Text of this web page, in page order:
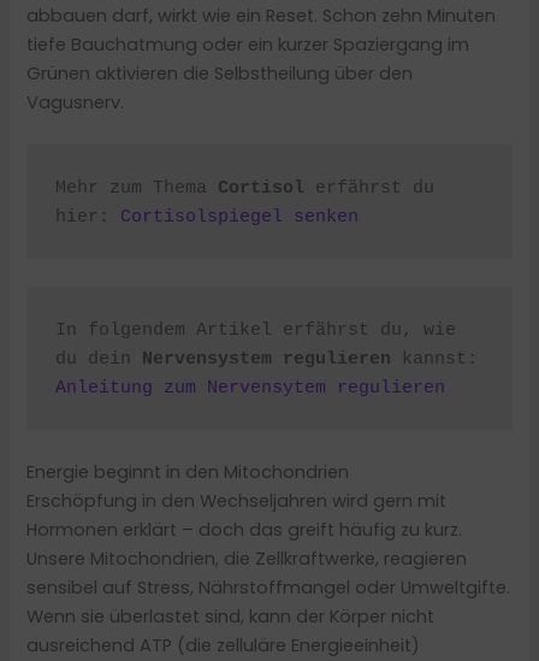
abbauen darf, wirkt wie ein Reset. Schon zehn Minuten
tiefe Bauchatmung oder ein kurzer Spaziergang im
Grünen aktivieren die Selbstheilung über den
Vagusnerv.
Mehr zum Thema Cortisol erfährst du
hier: Cortisolspiegel senken
In folgendem Artikel erfährst du, wie
du dein
Nervensystem regulieren
Anleitung zum Nervensytem regulieren
Energie beginnt in den Mitochondrien
Erschöpfung in den Wechseljahren wird gern mit
Hormonen erklärt – doch das greift häufig zu kurz.
Unsere Mitochondrien, die Zellkraftwerke, reagieren
sensibel auf Stress, Nährstoffmangel oder Umweltgifte.
Wenn sie überlastet sind, kann der Körper nicht
ausreichend ATP (die zelluläre Energieeinheit)